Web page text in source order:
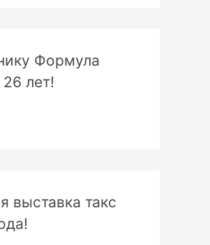
Формула
26 лет!
выставка такс